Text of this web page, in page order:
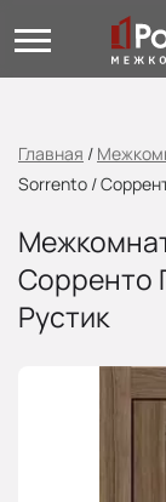
Главная /
Sorrento /
Сорренто
Рустик